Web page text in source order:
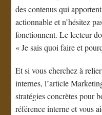
des contenus qui
actionnable et n’hésitez
fonctionnent. Le lecteur
« Je sais quoi faire et
Et si vous cherchez à
internes, l’article
stratégies concrètes pour
référence interne et vous